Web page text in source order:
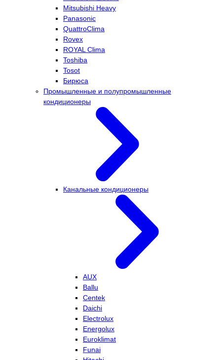
Mitsubishi Heavy
Panasonic
QuattroClima
Rovex
ROYAL Clima
Toshiba
Tosot
Бирюса
Промышленные и полупромышленные
кондиционеры
Канальные кондиционеры
AUX
Ballu
Centek
Daichi
Electrolux
Energolux
Euroklimat
Funai